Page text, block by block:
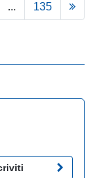
... 135